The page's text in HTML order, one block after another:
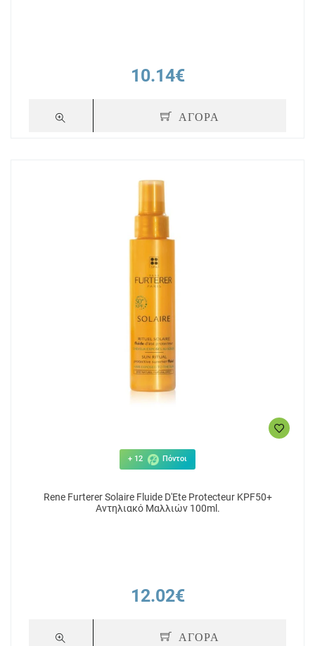
10.14€
ΑΓΟΡΑ
+ 12 Πόντοι
Rene Furterer Solaire Fluide D'Ete Protecteur KPF50+
Αντηλιακό Μαλλιών 100ml.
12.02€
ΑΓΟΡΑ